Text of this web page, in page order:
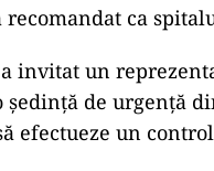
ca
a invitat un
ședință de urgență
efectueze un